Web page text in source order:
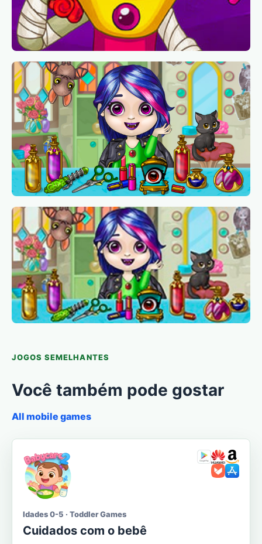
JOGOS SEMELHANTES
Você também pode gostar
All mobile games
Idades 0-5 · Toddler Games
Cuidados com o bebê